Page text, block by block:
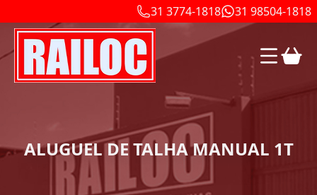
31 3774-1818 31 98504-1818
ALUGUEL DE TALHA MANUAL 1T